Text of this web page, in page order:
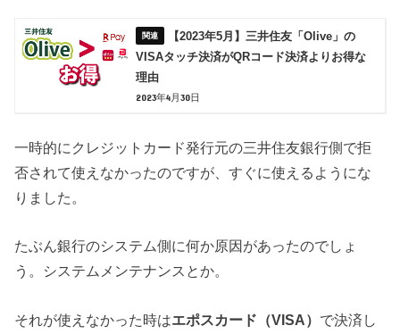
【2023年5月】三井住友「Olive」の
VISAタッチ決済がQRコード決済よりお得な
理由
2023年4月30日
一時的にクレジットカード発行元の三井住友銀行側で拒
否されて使えなかったのですが、すぐに使えるようにな
りました。
たぶん銀行のシステム側に何か原因があったのでしょ
う。システムメンテナンスとか。
それが使えなかった時はエポスカード（VISA） で決済し